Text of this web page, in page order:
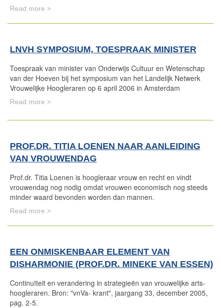
Read more >
LNVH SYMPOSIUM, TOESPRAAK MINISTER
Toespraak van minister van Onderwijs Cultuur en Wetenschap
van der Hoeven bij het symposium van het Landelijk Netwerk
Vrouwelijke Hoogleraren op 6 april 2006 in Amsterdam
Read more >
PROF.DR. TITIA LOENEN NAAR AANLEIDING
VAN VROUWENDAG
Prof.dr. Titia Loenen is hoogleraar vrouw en recht en vindt
vrouwendag nog nodig omdat vrouwen economisch nog steeds
minder waard bevonden worden dan mannen.
Read more >
EEN ONMISKENBAAR ELEMENT VAN
DISHARMONIE (PROF.DR. MINEKE VAN ESSEN)
Continuïteit en verandering in strategieën van vrouwelijke arts-
hoogleraren. Bron: "vnVa- krant", jaargang 33, december 2005,
pag. 2-5.